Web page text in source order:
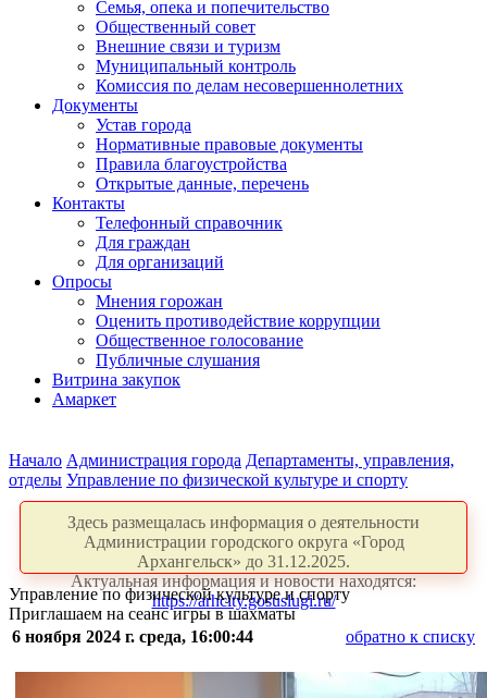
Семья, опека и попечительство
Общественный совет
Внешние связи и туризм
Муниципальный контроль
Комиссия по делам несовершеннолетних
Документы
Устав города
Нормативные правовые документы
Правила благоустройства
Открытые данные, перечень
Контакты
Телефонный справочник
Для граждан
Для организаций
Опросы
Мнения горожан
Оценить противодействие коррупции
Общественное голосование
Публичные слушания
Витрина закупок
Амаркет
Начало Администрация города Департаменты, управления,
отделы Управление по физической культуре и спорту
Здесь размещалась информация о деятельности
Администрации городского округа «Город
Архангельск» до 31.12.2025.
Актуальная информация и новости находятся:
https://arhcity.gosuslugi.ru/
Управление по физической культуре и спорту
Приглашаем на сеанс игры в шахматы
6 ноября 2024 г. среда, 16:00:44
обратно к списку